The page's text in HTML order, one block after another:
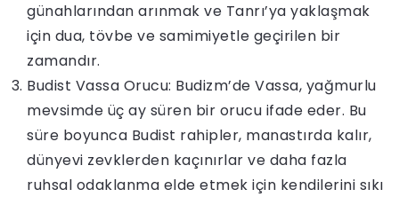
günahlarından arınmak ve Tanrı’ya yaklaşmak
için dua, tövbe ve samimiyetle geçirilen bir
zamandır.
Budist Vassa Orucu: Budizm’de Vassa, yağmurlu
mevsimde üç ay süren bir orucu ifade eder. Bu
süre boyunca Budist rahipler, manastırda kalır,
dünyevi zevklerden kaçınırlar ve daha fazla
ruhsal odaklanma elde etmek için kendilerini sıkı